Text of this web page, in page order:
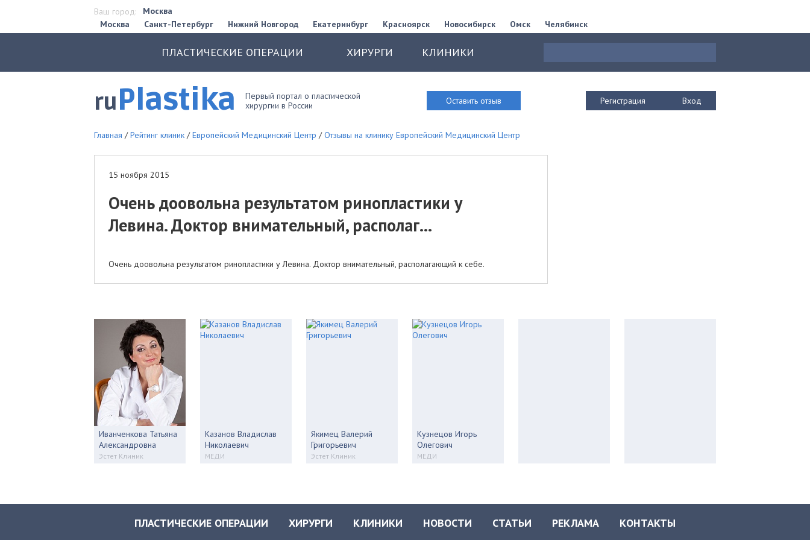
Ваш город:
Москва
Москва
Санкт-Петербург Нижний Новгород Екатеринбург Красноярск Новосибирск Омск Челябинск
ПЛАСТИЧЕСКИЕ ОПЕРАЦИИ ХИРУРГИ КЛИНИКИ
ruPlastika
Первый портал о пластической
хирургии в России
Оставить отзыв Регистрация Вход
Главная /Рейтинг клиник /Европейский Медицинский Центр /Отзывы на клинику Европейский Медицинский Центр
15 ноября 2015
Очень доовольна результатом ринопластики у
Левина. Доктор внимательный, располаг...
Очень доовольна результатом ринопластики у Левина. Доктор внимательный, располагающий к себе.
Иванченкова Татьяна
Александровна
Эстет Клиник
Казанов Владислав
Николаевич
МЕДИ
Якимец Валерий
Григорьевич
Эстет Клиник
Кузнецов Игорь
Олегович
МЕДИ
ПЛАСТИЧЕСКИЕ ОПЕРАЦИИ ХИРУРГИ КЛИНИКИ НОВОСТИ СТАТЬИ РЕКЛАМА КОНТАКТЫ